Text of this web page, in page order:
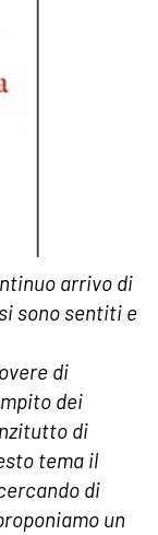
arrivo di
sono sentiti e
di
dei
di
tema il
di
un